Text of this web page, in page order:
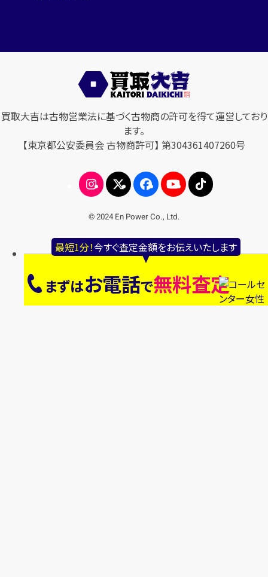
最短1分！今すぐ査定金額をお伝えいたします
まずはお電話で無料査定
買取大吉は古物営業法に基づく古物商の許可を得て運営しており
ます。
【東京都公安委員会 古物商許可】 第304361407260号
© 2024 En Power Co., Ltd.